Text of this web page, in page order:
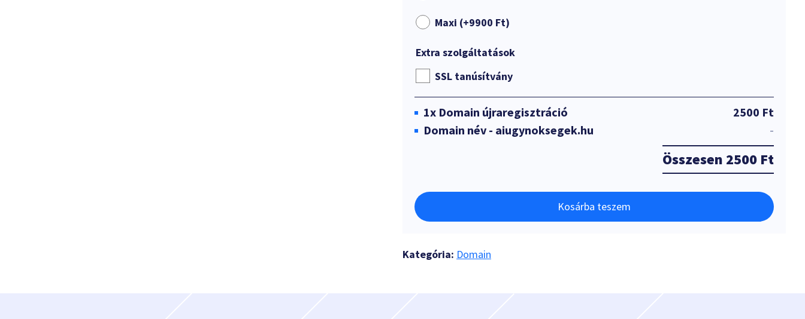
Maxi (+9900 Ft)
Extra szolgáltatások
SSL tanúsítvány
1x Domain újraregisztráció
2500 Ft
Domain név - aiugynoksegek.hu
-
Összesen 2500 Ft
Kosárba teszem
Kategória: Domain